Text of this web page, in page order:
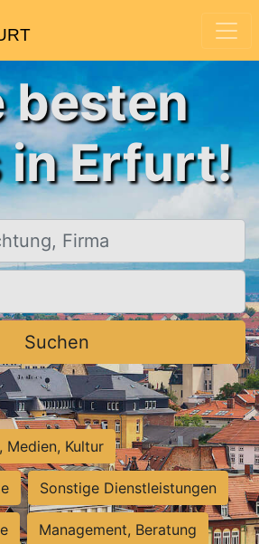
besten
in Erfurt!
Suchen
Medien, Kultur
Sonstige Dienstleistungen
Management, Beratung